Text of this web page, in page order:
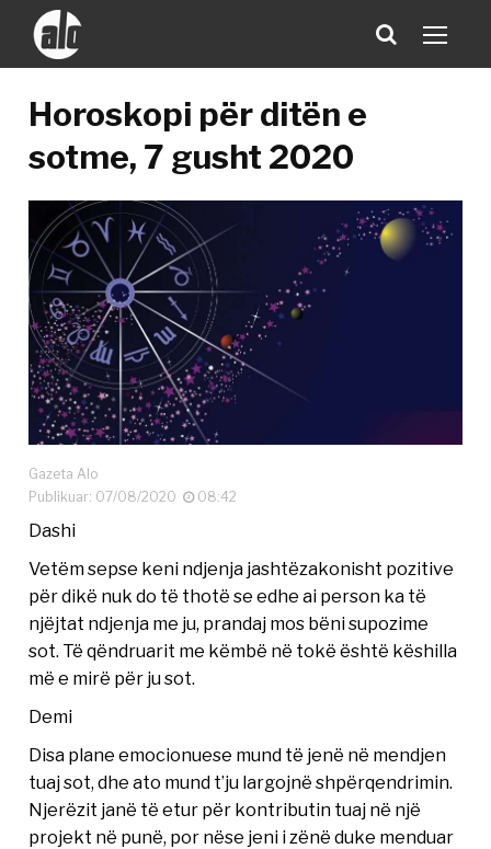
Horoskopi për ditën e
sotme, 7 gusht 2020
Gazeta Alo
Publikuar: 07/08/2020
08:42
Dashi
Vetëm sepse keni ndjenja jashtëzakonisht pozitive
për dikë nuk do të thotë se edhe ai person ka të
njëjtat ndjenja me ju, prandaj mos bëni supozime
sot. Të qëndruarit me këmbë në tokë është këshilla
më e mirë për ju sot.
Demi
Disa plane emocionuese mund të jenë në mendjen
tuaj sot, dhe ato mund t’ju largojnë shpërqendrimin.
Njerëzit janë të etur për kontributin tuaj në një
projekt në punë, por nëse jeni i zënë duke menduar